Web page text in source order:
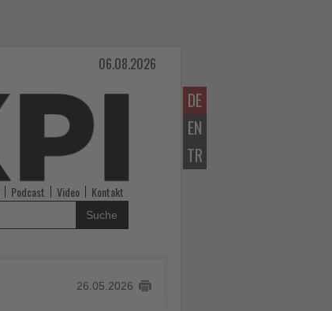
DE
EN
TR
06.08.2026
Podcast Video Kontakt
Suche
26.05.2026